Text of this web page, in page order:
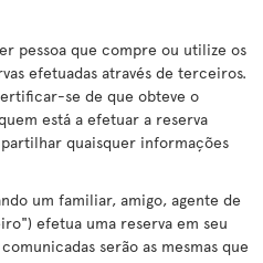
pessoa que compre ou utilize os
efetuadas através de terceiros.
se de que obteve o
está a efetuar a reserva
quaisquer informações
um familiar, amigo, agente de
efetua uma reserva em seu
serão as mesmas que